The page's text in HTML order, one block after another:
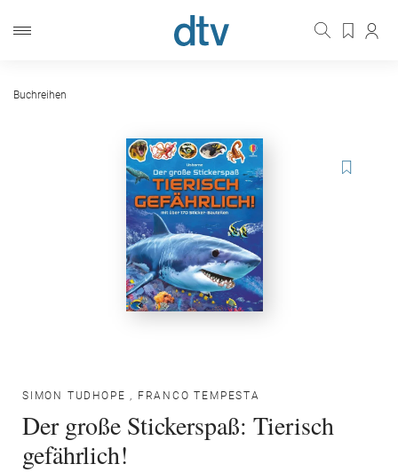
Buchreihen
SIMON TUDHOPE , FRANCO TEMPESTA
Der große Stickerspaß: Tierisch
gefährlich!